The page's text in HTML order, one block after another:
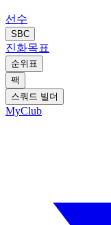
선수
SBC
진화목표
순위표
팩
스쿼드 빌더
MyClub